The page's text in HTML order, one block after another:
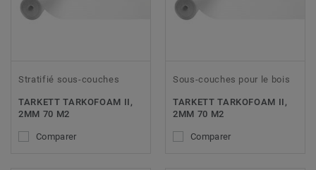
Stratifié sous-couches
TARKETT TARKOFOAM II,
2MM 70 M2
Comparer
Sous-couches pour le bois
TARKETT TARKOFOAM II,
2MM 70 M2
Comparer